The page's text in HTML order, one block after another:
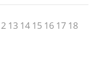
13 14 15 16 17 18